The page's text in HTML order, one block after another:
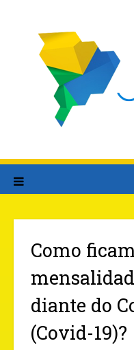
Como
diante do
(Covid-19)?